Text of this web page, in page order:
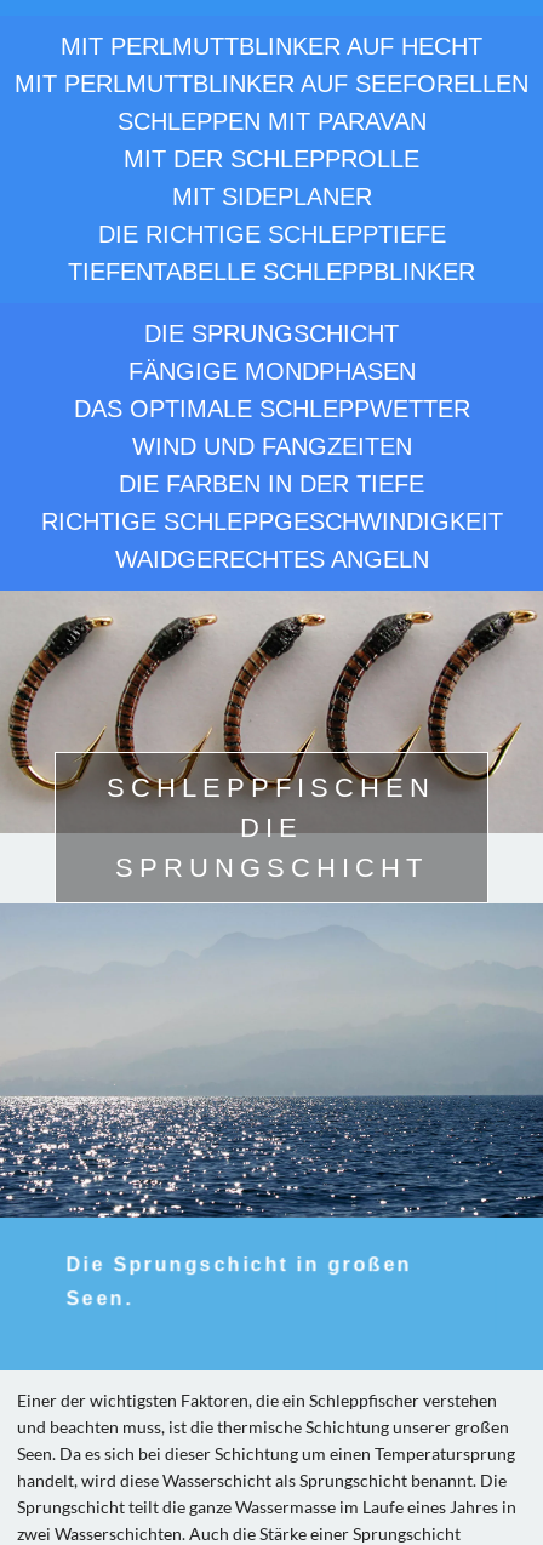
MIT PERLMUTTBLINKER AUF HECHT
MIT PERLMUTTBLINKER AUF SEEFORELLEN
SCHLEPPEN MIT PARAVAN
MIT DER SCHLEPPROLLE
MIT SIDEPLANER
DIE RICHTIGE SCHLEPPTIEFE
TIEFENTABELLE SCHLEPPBLINKER
DIE SPRUNGSCHICHT
FÄNGIGE MONDPHASEN
DAS OPTIMALE SCHLEPPWETTER
WIND UND FANGZEITEN
DIE FARBEN IN DER TIEFE
RICHTIGE SCHLEPPGESCHWINDIGKEIT
WAIDGERECHTES ANGELN
SCHLEPPFISCHEN
DIE
SPRUNGSCHICHT
Die Sprungschicht in großen
Seen.
Einer der wichtigsten Faktoren, die ein Schleppfischer verstehen
und beachten muss, ist die thermische Schichtung unserer großen
Seen. Da es sich bei dieser Schichtung um einen Temperatursprung
handelt, wird diese Wasserschicht als Sprungschicht benannt. Die
Sprungschicht teilt die ganze Wassermasse im Laufe eines Jahres in
zwei Wasserschichten. Auch die Stärke einer Sprungschicht